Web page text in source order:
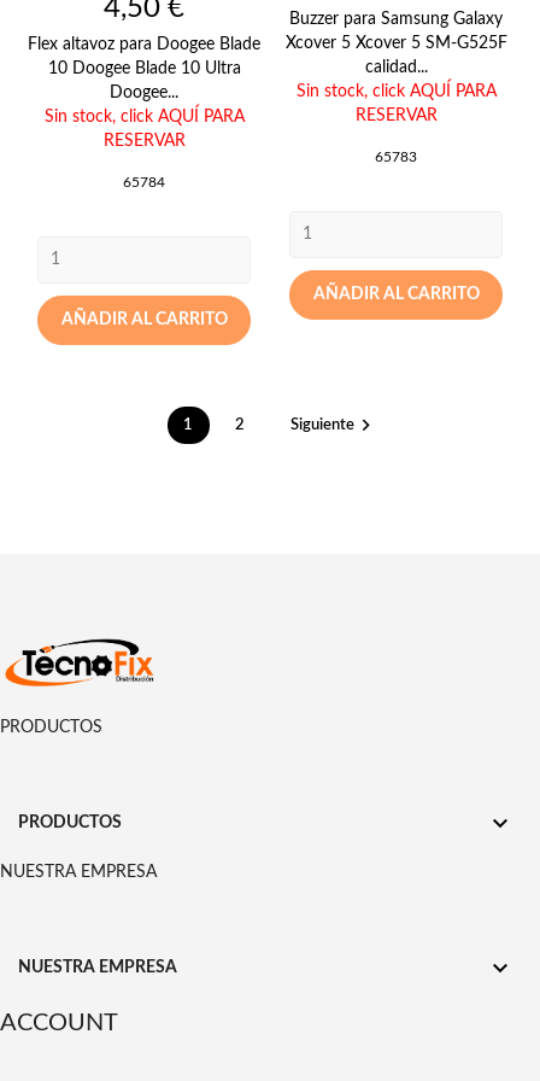
Precio
4,50 €
Flex altavoz para Doogee Blade
10 Doogee Blade 10 Ultra
Doogee...
Sin stock, click AQUÍ PARA
RESERVAR
65784
AÑADIR AL CARRITO
Buzzer para Samsung Galaxy
Xcover 5 Xcover 5 SM-G525F
calidad...
Sin stock, click AQUÍ PARA
RESERVAR
65783
AÑADIR AL CARRITO
1 2 Siguiente 
PRODUCTOS
PRODUCTOS 
NUESTRA EMPRESA
NUESTRA EMPRESA 
ACCOUNT